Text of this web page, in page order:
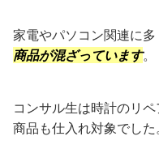
家電やパソコン関連に多
商品が混ざっています。
コンサル生は時計のリ
商品も仕入れ対象でした